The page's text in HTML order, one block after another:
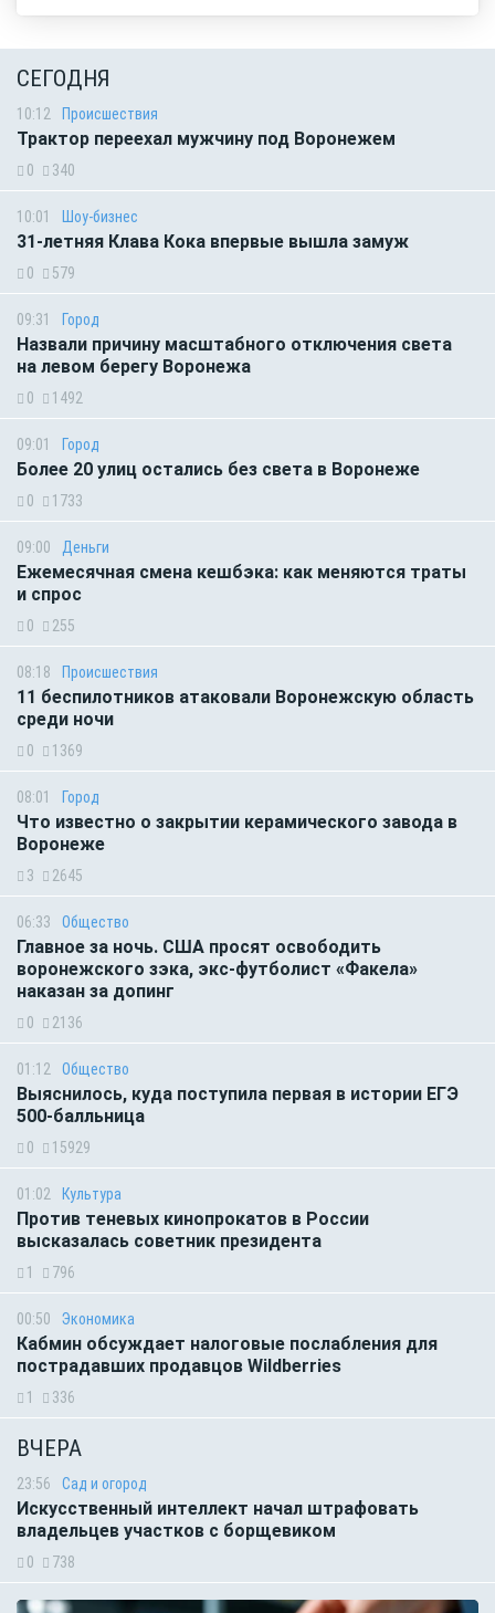
СЕГОДНЯ
10:12 Происшествия
Трактор переехал мужчину под Воронежем
0 340
10:01 Шоу-бизнес
31-летняя Клава Кока впервые вышла замуж
0 579
09:31 Город
Назвали причину масштабного отключения света
на левом берегу Воронежа
0 1492
09:01 Город
Более 20 улиц остались без света в Воронеже
0 1733
09:00 Деньги
Ежемесячная смена кешбэка: как меняются траты
и спрос
0 255
08:18 Происшествия
11 беспилотников атаковали Воронежскую область
среди ночи
0 1369
08:01 Город
Что известно о закрытии керамического завода в
Воронеже
3 2645
06:33 Общество
Главное за ночь. CША просят освободить
воронежского зэка, экс-футболист «Факела»
наказан за допинг
0 2136
01:12 Общество
Выяснилось, куда поступила первая в истории ЕГЭ
500-балльница
0 15929
01:02 Культура
Против теневых кинопрокатов в России
высказалась советник президента
1 796
00:50 Экономика
Кабмин обсуждает налоговые послабления для
пострадавших продавцов Wildberries
1 336
ВЧЕРА
23:56 Сад и огород
Искусственный интеллект начал штрафовать
владельцев участков с борщевиком
0 738